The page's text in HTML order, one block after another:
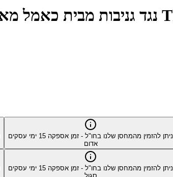
ניתן להזמין מהמחסן שלנו בחו"ל - זמן אספקה 15 ימי עסקים
אדום
ניתן להזמין מהמחסן שלנו בחו"ל - זמן אספקה 15 ימי עסקים